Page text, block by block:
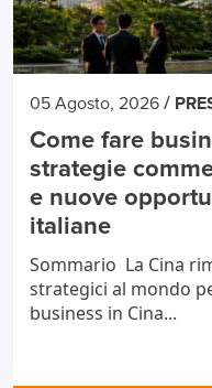
05 Agosto, 2026 /
Come fare
strategie
e nuove
italiane
Sommario La Cina
strategici al mondo
business in Cina...